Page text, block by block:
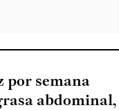
por semana
abdominal,